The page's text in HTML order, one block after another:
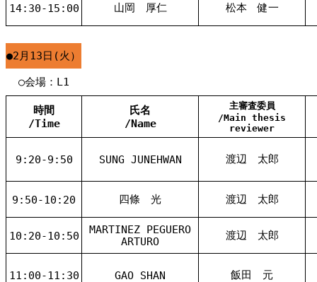
14:30-15:00 山岡 厚仁 松本 健一
●2月13日(火）
○会場：L1
時間
/Time
氏名
/Name
主審査委員
/Main thesis
reviewer
9:20-9:50 SUNG JUNEHWAN 渡辺 太郎
9:50-10:20 四條 光 渡辺 太郎
10:20-10:50
MARTINEZ PEGUERO
ARTURO
渡辺 太郎
11:00-11:30 GAO SHAN 飯田 元